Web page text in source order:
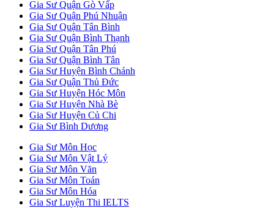
Gia Sư Quận Gò Vấp
Gia Sư Quận Phú Nhuận
Gia Sư Quận Tân Bình
Gia Sư Quận Bình Thạnh
Gia Sư Quận Tân Phú
Gia Sư Quận Bình Tân
Gia Sư Huyện Bình Chánh
Gia Sư Quận Thủ Đức
Gia Sư Huyện Hóc Môn
Gia Sư Huyện Nhà Bè
Gia Sư Huyện Củ Chi
Gia Sư Bình Dương
Gia Sư Môn Học
Gia Sư Môn Vật Lý
Gia Sư Môn Văn
Gia Sư Môn Toán
Gia Sư Môn Hóa
Gia Sư Luyện Thi IELTS